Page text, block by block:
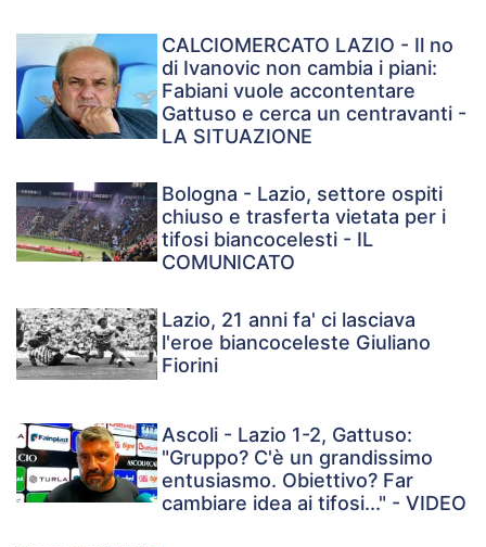
CALCIOMERCATO LAZIO - Il no
di Ivanovic non cambia i piani:
Fabiani vuole accontentare
Gattuso e cerca un centravanti -
LA SITUAZIONE
Bologna - Lazio, settore ospiti
chiuso e trasferta vietata per i
tifosi biancocelesti - IL
COMUNICATO
Lazio, 21 anni fa' ci lasciava
l'eroe biancoceleste Giuliano
Fiorini
Ascoli - Lazio 1-2, Gattuso:
"Gruppo? C'è un grandissimo
entusiasmo. Obiettivo? Far
cambiare idea ai tifosi..." - VIDEO